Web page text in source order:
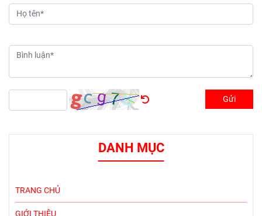
Gửi
DANH MỤC
TRANG CHỦ
GIỚI THIỆU